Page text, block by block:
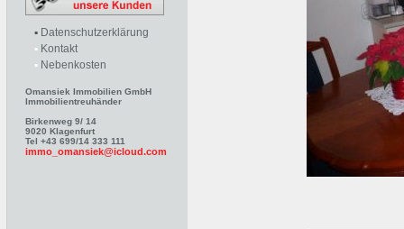
▪ Datenschutzerklärung
▪ Kontakt
▪ Nebenkosten
Omansiek Immobilien GmbH
Immobilientreuhänder
Birkenweg 9/ 14
9020 Klagenfurt
Tel +43 699/14 333 111
immo_omansiek@icloud.com